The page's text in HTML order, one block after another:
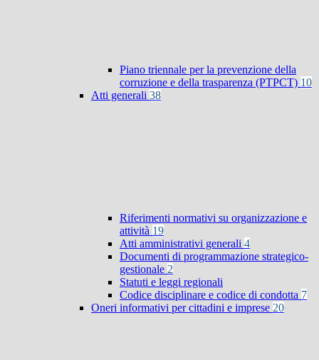
Piano triennale per la prevenzione della
corruzione e della trasparenza (PTPCT) 10
Atti generali 38
Riferimenti normativi su organizzazione e
attività 19
Atti amministrativi generali 4
Documenti di programmazione strategico-
gestionale 2
Statuti e leggi regionali
Codice disciplinare e codice di condotta 7
Oneri informativi per cittadini e imprese 20